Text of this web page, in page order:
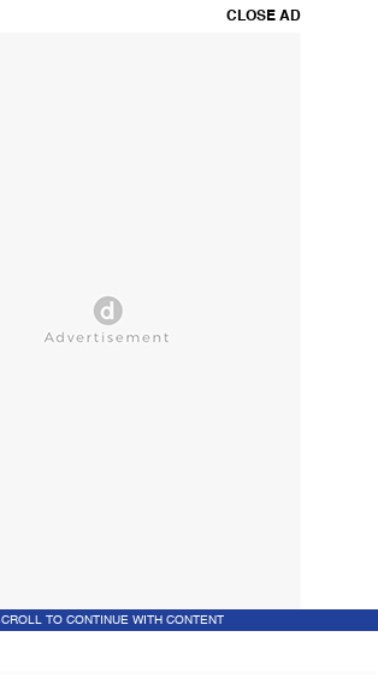
CLOSE AD
TO CONTINUE WITH CONTENT